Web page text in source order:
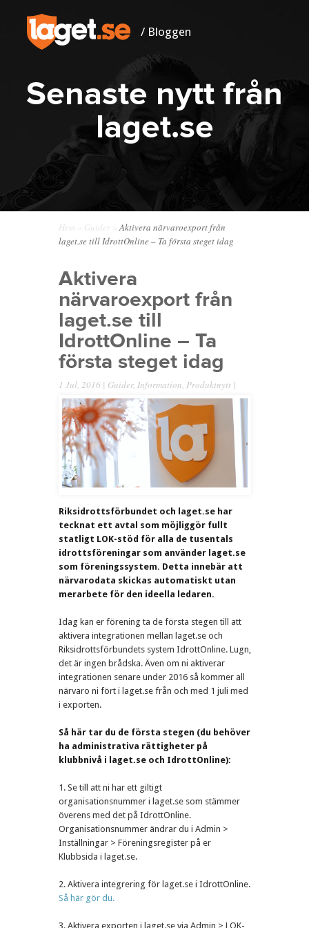
/ Bloggen
Senaste nytt från
laget.se
Hem Guider
Aktivera närvaroexport från
laget.se till IdrottOnline – Ta första steget idag
Aktivera
närvaroexport från
laget.se till
IdrottOnline – Ta
första steget idag
1 Jul, 2016 | Guider, Information, Produktnytt |
Riksidrottsförbundet och laget.se har
tecknat ett avtal som möjliggör fullt
statligt LOK-stöd för alla de tusentals
idrottsföreningar som använder laget.se
som föreningssystem. Detta innebär att
närvarodata skickas automatiskt utan
merarbete för den ideella ledaren.
Idag kan er förening ta de första stegen till att
aktivera integrationen mellan laget.se och
Riksidrottsförbundets system IdrottOnline. Lugn,
det är ingen brådska. Även om ni aktiverar
integrationen senare under 2016 så kommer all
närvaro ni fört i laget.se från och med 1 juli med
i exporten.
Så här tar du de första stegen (du behöver
ha administrativa rättigheter på
klubbnivå i laget.se och IdrottOnline):
1. Se till att ni har ett giltigt
organisationsnummer i laget.se som stämmer
överens med det på IdrottOnline.
Organisationsnummer ändrar du i Admin >
Inställningar > Föreningsregister på er
Klubbsida i laget.se.
2. Aktivera integrering för laget.se i IdrottOnline.
Så här gör du.
3. Aktivera exporten i laget.se via Admin > LOK-